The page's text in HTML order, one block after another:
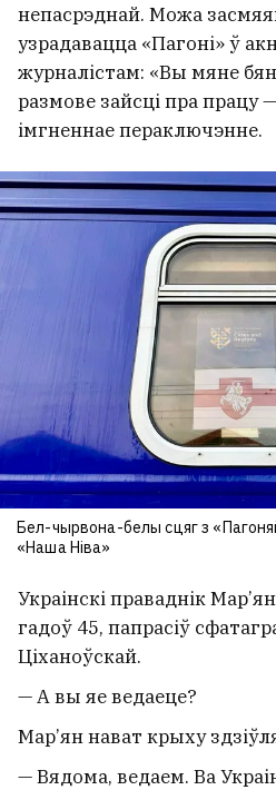
непасрэднай. Можа
узрадавацца «Пагоні» ў
журналістам: «Вы мяне
размове зайсці пра працу
імгненнае пераключэнне.
Бел-чырвона-белы сцяг з
«Наша Ніва»
Украінскі праваднік
гадоў 45, папрасіў
Ціханоўскай.
— А вы яе ведаеце?
Мар’ян нават крыху
— Вядома, ведаем. Ва